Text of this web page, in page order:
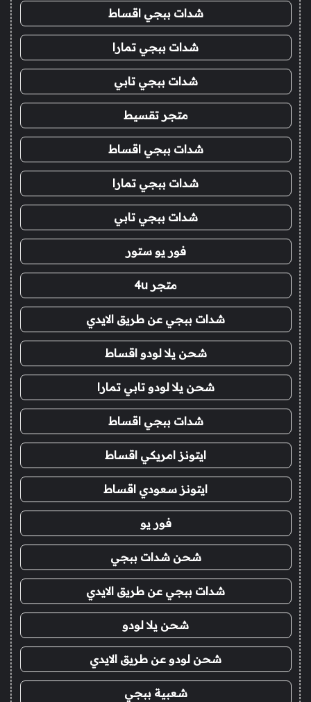
شدات ببجي اقساط
شدات ببجي تمارا
شدات ببجي تابي
متجر تقسيط
شدات ببجي اقساط
شدات ببجي تمارا
شدات ببجي تابي
فور يو ستور
متجر 4u
شدات ببجي عن طريق الايدي
شحن يلا لودو اقساط
شحن يلا لودو تابي تمارا
شدات ببجي اقساط
ايتونز امريكي اقساط
ايتونز سعودي اقساط
فور يو
شحن شدات ببجي
شدات ببجي عن طريق الايدي
شحن يلا لودو
شحن لودو عن طريق الايدي
شعبية ببجي